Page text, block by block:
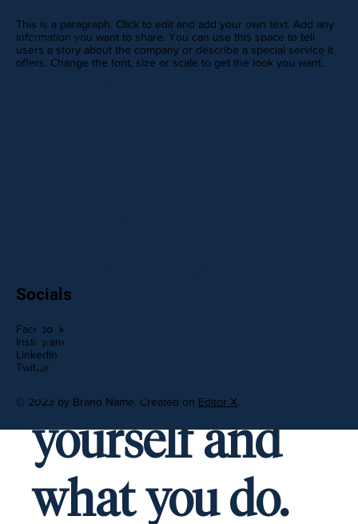
This is a paragraph. Click to edit and add your own text. Add any
information you want to share. You can use this space to tell
users a story about the company or describe a special service it
offers. Change the font, size or scale to get the look you want.
Socials
Facebook
Instagram
LinkedIn
Twitter
© 2023 by Brand Name. Created on Editor X.
REVIEWS
place to
introduce
yourself and
what you do.